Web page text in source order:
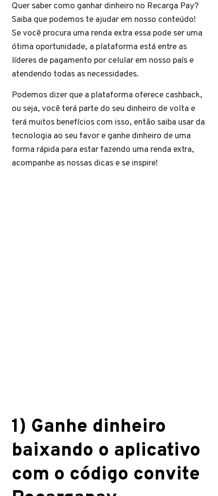
Quer saber como ganhar dinheiro no Recarga Pay?
Saiba que podemos te ajudar em nosso conteúdo!
Se você procura uma renda extra essa pode ser uma
ótima oportunidade, a plataforma está entre as
líderes de pagamento por celular em nosso país e
atendendo todas as necessidades.
Podemos dizer que a plataforma oferece cashback,
ou seja, você terá parte do seu dinheiro de volta e
terá muitos benefícios com isso, então saiba usar da
tecnologia ao seu favor e ganhe dinheiro de uma
forma rápida para estar fazendo uma renda extra,
acompanhe as nossas dicas e se inspire!
1) Ganhe dinheiro
baixando o aplicativo
com o código convite